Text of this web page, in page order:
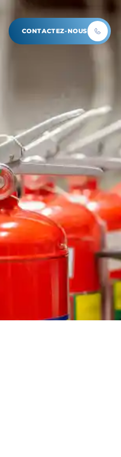
CONTACTEZ-NOUS